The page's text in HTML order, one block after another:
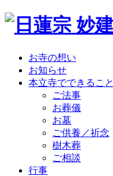
お寺の想い
お知らせ
本立寺でできること
ご法事
お葬儀
お墓
ご供養／祈念
樹木葬
ご相談
行事